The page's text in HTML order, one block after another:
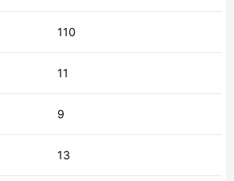
110
11
9
13